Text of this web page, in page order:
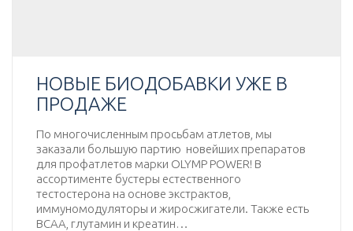
НОВЫЕ БИОДОБАВКИ УЖЕ В
ПРОДАЖЕ
По многочисленным просьбам атлетов, мы
заказали большую партию новейших препаратов
для профатлетов марки OLYMP POWER! В
ассортименте бустеры естественного
тестостерона на основе экстрактов,
иммуномодуляторы и жиросжигатели. Также есть
BCAA, глутамин и креатин…